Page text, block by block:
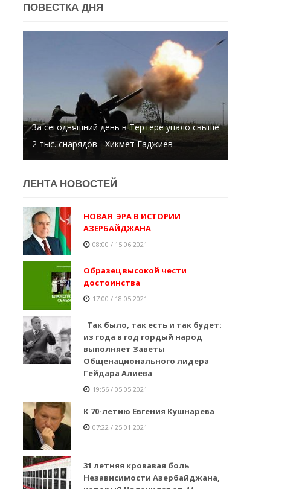
ПОВЕСТКА ДНЯ
Директор больницы умер от коронавируса
ЛЕНТA НОВОСТЕЙ
НОВАЯ ЭРА В ИСТОРИИ
АЗЕРБАЙДЖАНА
08:00 / 15.06.2021
Образец высокой чести
достоинства
17:00 / 18.05.2021
Так было, так есть и так будет:
из года в год гордый народ
выполняет Заветы
Общенационального лидера
Гейдара Алиева
19:56 / 05.05.2021
К 70-летию Евгения Кушнарева
07:22 / 25.01.2021
31 летняя кровавая боль
Независимости Азербайджана,